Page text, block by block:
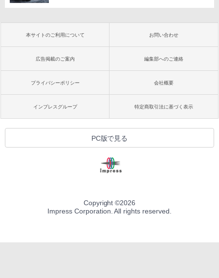
本サイトのご利用について お問い合わせ
広告掲載のご案内 編集部へのご連絡
プライバシーポリシー 会社概要
インプレスグループ 特定商取引法に基づく表示
PC版で見る
Copyright ©2026
Impress Corporation. All rights reserved.